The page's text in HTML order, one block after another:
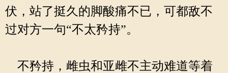
伏，站了挺久的脚酸痛不已，可都敌不
过对方一句“不太矜持”。
不矜持，雌虫和亚雌不主动难道等着